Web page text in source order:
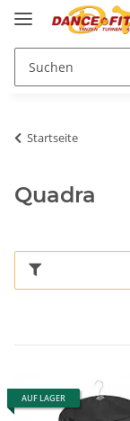
Startseite
Quadra
AUF LAGER